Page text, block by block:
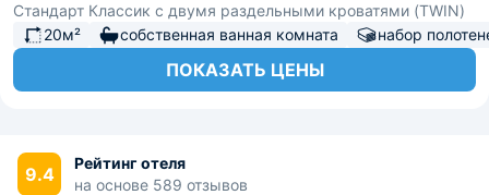
Стандарт Классик с двумя раздельными кроватями (TWIN)
20м²
собственная ванная комната набор
ПОКАЗАТЬ ЦЕНЫ
9.4
Рейтинг отеля
на основе 589 отзывов